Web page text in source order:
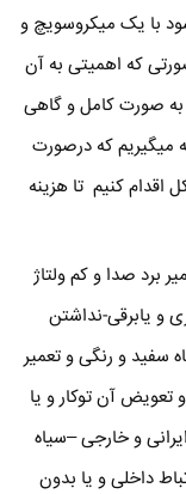
با یک میکروسویچ و
که اهمیتی به آن
به صورت کامل و گاهی
میگیریم که درصورت
کنیم تا هزینه
برد صدا و کم ولتاژ
و یابرقی-نداشتن
سفید و رنگی و تعمیر
آن توکار و یا
و خارجی –سیاه
داخلی و یا بدون